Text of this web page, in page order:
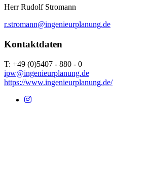
Herr Rudolf Stromann
r.stromann@ingenieurplanung.de
Kontaktdaten
T: +49 (0)5407 - 880 - 0
ipw@ingenieurplanung.de
https://www.ingenieurplanung.de/